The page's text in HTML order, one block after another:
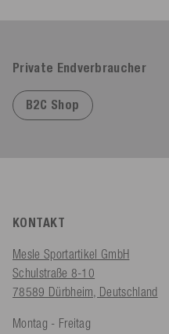
Private Endverbraucher
B2C Shop
KONTAKT
Mesle Sportartikel GmbH
Schulstraße 8-10
78589 Dürbheim, Deutschland
Montag - Freitag